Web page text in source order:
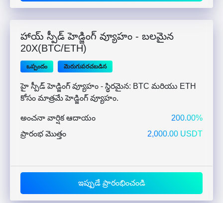
హాయ్ స్పీడ్ హెడ్జింగ్ వ్యూహం - బలమైన
20X(BTC/ETH)
ఒప్పందం మెరుగుపరచబడిన
హై స్పీడ్ హెడ్జింగ్ వ్యూహం - స్థిరమైన: BTC మరియు ETH
కోసం మాత్రమే హెడ్జింగ్ వ్యూహం.
అంచనా వార్షిక ఆదాయం
200.00%
ప్రారంభ మొత్తం
2,000.00 USDT
ఇప్పుడే ప్రారంభించండి